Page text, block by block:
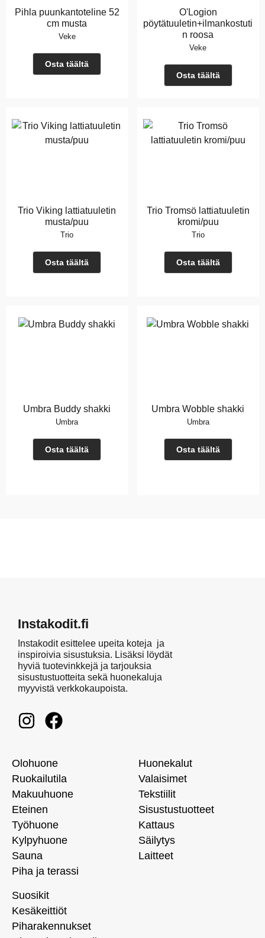
Pihla puunkantoteline 52
cm musta
Veke
Osta täältä
O'Logion
pöytätuuletin+ilmankostuti
n roosa
Veke
Osta täältä
Trio Viking lattiatuuletin
musta/puu
Trio
Osta täältä
Trio Tromsö lattiatuuletin
kromi/puu
Trio
Osta täältä
Umbra Buddy shakki
Umbra
Osta täältä
Umbra Wobble shakki
Umbra
Osta täältä
Instakodit.fi
Instakodit esittelee upeita koteja ja
inspiroivia sisustuksia. Lisäksi löydät
hyviä tuotevinkkejä ja tarjouksia
sisustustuotteita sekä huonekaluja
myyvistä verkkokaupoista.
Olohuone
Ruokailutila
Makuuhuone
Eteinen
Työhuone
Kylpyhuone
Sauna
Piha ja terassi
Huonekalut
Valaisimet
Tekstiilit
Sisustustuotteet
Kattaus
Säilytys
Laitteet
Suosikit
Kesäkeittiöt
Piharakennukset